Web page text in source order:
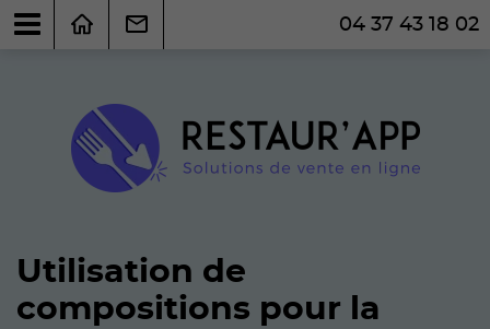
04 37 43 18 02
Utilisation de
compositions pour la